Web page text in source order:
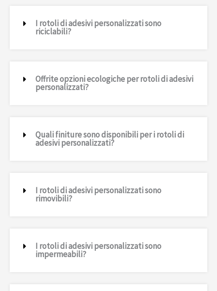
I rotoli di adesivi personalizzati sono
riciclabili?
Offrite opzioni ecologiche per rotoli di adesivi
personalizzati?
Quali finiture sono disponibili per i rotoli di
adesivi personalizzati?
I rotoli di adesivi personalizzati sono
rimovibili?
I rotoli di adesivi personalizzati sono
impermeabili?